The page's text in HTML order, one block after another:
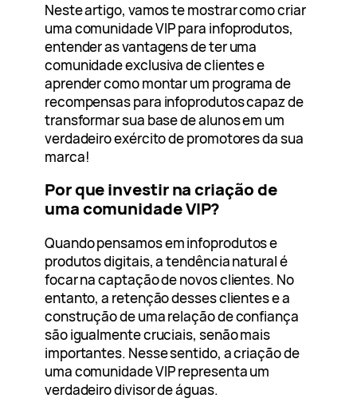
Neste artigo, vamos te mostrar como criar
uma comunidade VIP para infoprodutos,
entender as vantagens de ter uma
comunidade exclusiva de clientes e
aprender como montar um programa de
recompensas para infoprodutos capaz de
transformar sua base de alunos em um
verdadeiro exército de promotores da sua
marca!
Por que investir na criação de
uma comunidade VIP?
Quando pensamos em infoprodutos e
produtos digitais, a tendência natural é
focar na captação de novos clientes. No
entanto, a retenção desses clientes e a
construção de uma relação de confiança
são igualmente cruciais, senão mais
importantes. Nesse sentido, a criação de
uma comunidade VIP representa um
verdadeiro divisor de águas.